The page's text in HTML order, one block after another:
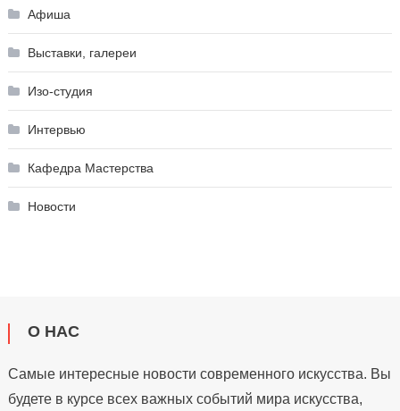
Афиша
Выставки, галереи
Изо-студия
Интервью
Кафедра Мастерства
Новости
О НАС
Самые интересные новости современного искусства. Вы
будете в курсе всех важных событий мира искусства,